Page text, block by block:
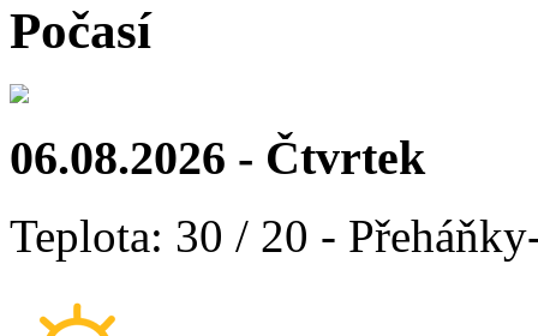
Počasí
06.08.2026 - Čtvrtek
Teplota: 30 / 20 -